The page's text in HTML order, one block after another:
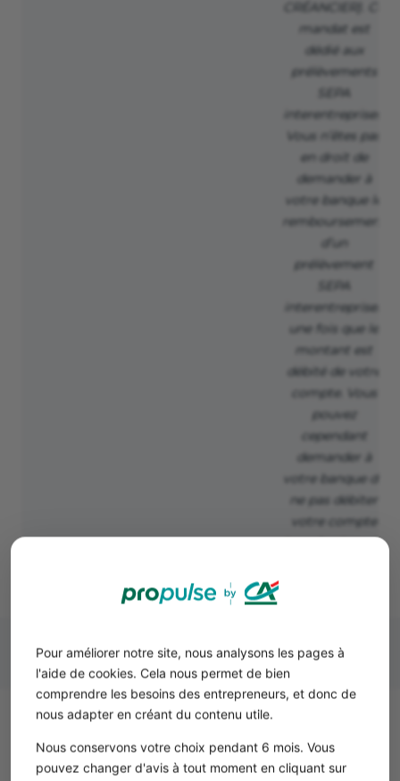
Pour améliorer notre site, nous analysons les pages à
l'aide de cookies. Cela nous permet de bien
comprendre les besoins des entrepreneurs, et donc de
nous adapter en créant du contenu utile.
Nous conservons votre choix pendant 6 mois. Vous
pouvez changer d'avis à tout moment en cliquant sur
CRÉANCIER}. Ce
mandat est
dédié aux
prélèvements
SEPA
interentreprises.
Vous n’êtes pas
en droit de
demander à
votre banque le
remboursement
d’un
prélèvement
SEPA
interentreprises
une fois que le
montant est
débité de votre
compte. Vous
pouvez
cependant
demander à
votre banque de
ne pas débiter
votre compte
jusqu’au jour de
Comment fonctionne un
prélèvement SEPA ?